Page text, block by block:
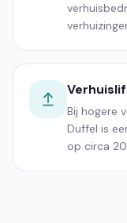
Bij hogere
Duffel is
op circa